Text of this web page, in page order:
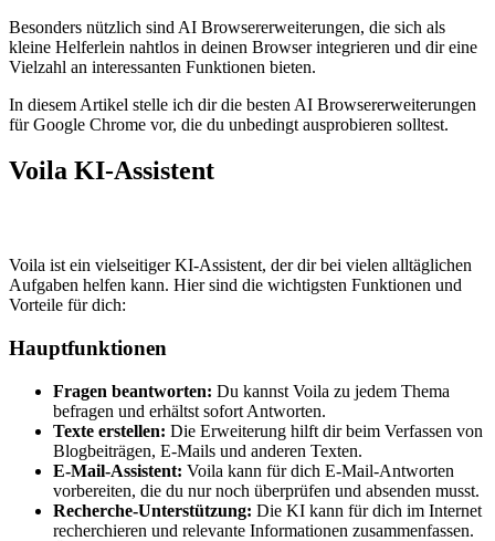
Besonders nützlich sind AI Browsererweiterungen, die sich als
kleine Helferlein nahtlos in deinen Browser integrieren und dir eine
Vielzahl an interessanten Funktionen bieten.
In diesem Artikel stelle ich dir die besten AI Browsererweiterungen
für Google Chrome vor, die du unbedingt ausprobieren solltest.
Voila KI-Assistent
Voila ist ein vielseitiger KI-Assistent, der dir bei vielen alltäglichen
Aufgaben helfen kann. Hier sind die wichtigsten Funktionen und
Vorteile für dich:
Hauptfunktionen
Fragen beantworten: Du kannst Voila zu jedem Thema
befragen und erhältst sofort Antworten.
Texte erstellen: Die Erweiterung hilft dir beim Verfassen von
Blogbeiträgen, E-Mails und anderen Texten.
E-Mail-Assistent: Voila kann für dich E-Mail-Antworten
vorbereiten, die du nur noch überprüfen und absenden musst.
Recherche-Unterstützung: Die KI kann für dich im Internet
recherchieren und relevante Informationen zusammenfassen.